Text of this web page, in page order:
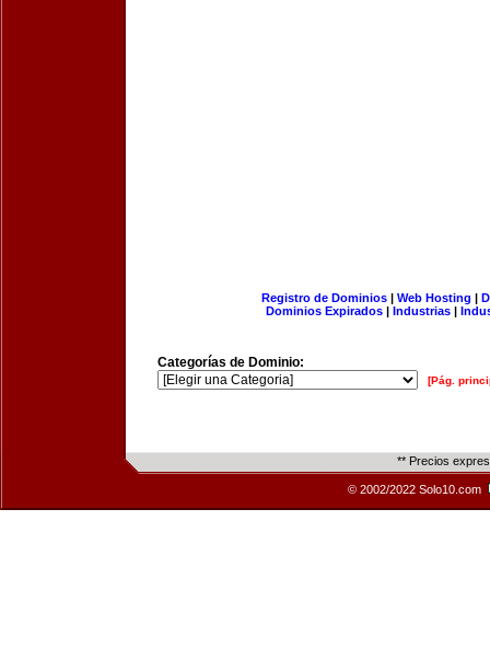
Registro de Dominios| Web Hosting |
Dominios Expirados | Industrias |
Categorías de Dominio:
[Pág.
** Precios
© 2002/2022 Solo10.com